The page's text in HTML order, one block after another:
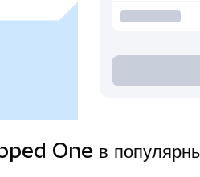
One в